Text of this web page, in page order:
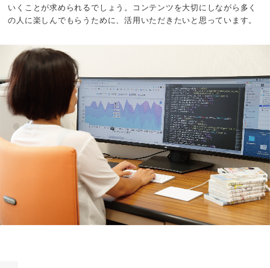
いくことが求められるでしょう。コンテンツを大切にしながら多く
の人に楽しんでもらうために、活用いただきたいと思っています。